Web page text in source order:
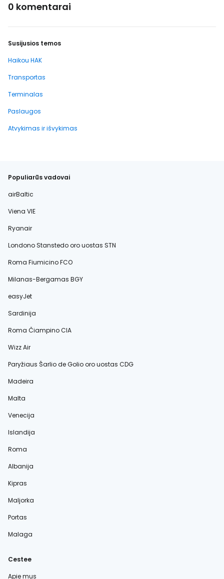
0 komentarai
Susijusios temos
Haikou HAK
Transportas
Terminalas
Paslaugos
Atvykimas ir išvykimas
Populiarūs vadovai
airBaltic
Viena VIE
Ryanair
Londono Stanstedo oro uostas STN
Roma Fiumicino FCO
Milanas-Bergamas BGY
easyJet
Sardinija
Roma Čiampino CIA
Wizz Air
Paryžiaus Šarlio de Golio oro uostas CDG
Madeira
Malta
Venecija
Islandija
Roma
Albanija
Kipras
Maljorka
Portas
Malaga
Cestee
Apie mus